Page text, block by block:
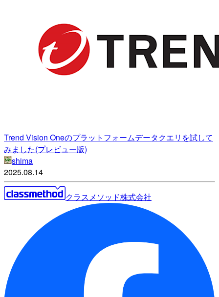
Trend Vision Oneのプラットフォームデータクエリを試して
みました(プレビュー版)
shima
2025.08.14
クラスメソッド株式会社